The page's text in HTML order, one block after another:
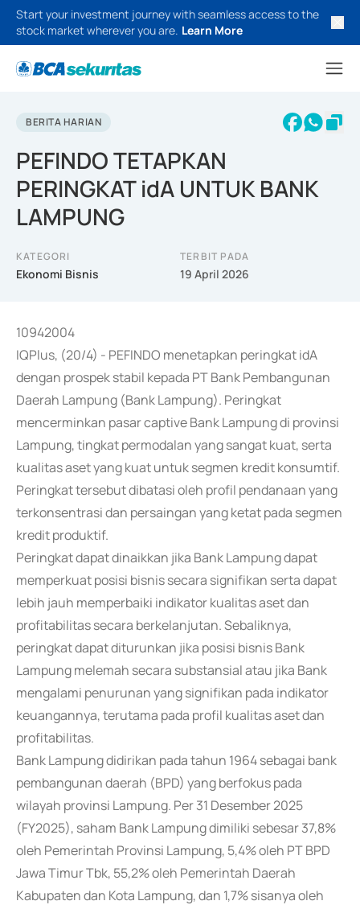
Start your investment journey with seamless access to the
stock market wherever you are. Learn More
BERITA HARIAN
PEFINDO TETAPKAN
PERINGKAT idA UNTUK BANK
LAMPUNG
KATEGORI
Ekonomi Bisnis
TERBIT PADA
19 April 2026
10942004
IQPlus, (20/4) - PEFINDO menetapkan peringkat idA
dengan prospek stabil kepada PT Bank Pembangunan
Daerah Lampung (Bank Lampung). Peringkat
mencerminkan pasar captive Bank Lampung di provinsi
Lampung, tingkat permodalan yang sangat kuat, serta
kualitas aset yang kuat untuk segmen kredit konsumtif.
Peringkat tersebut dibatasi oleh profil pendanaan yang
terkonsentrasi dan persaingan yang ketat pada segmen
kredit produktif.
Peringkat dapat dinaikkan jika Bank Lampung dapat
memperkuat posisi bisnis secara signifikan serta dapat
lebih jauh memperbaiki indikator kualitas aset dan
profitabilitas secara berkelanjutan. Sebaliknya,
peringkat dapat diturunkan jika posisi bisnis Bank
Lampung melemah secara substansial atau jika Bank
mengalami penurunan yang signifikan pada indikator
keuangannya, terutama pada profil kualitas aset dan
profitabilitas.
Bank Lampung didirikan pada tahun 1964 sebagai bank
pembangunan daerah (BPD) yang berfokus pada
wilayah provinsi Lampung. Per 31 Desember 2025
(FY2025), saham Bank Lampung dimiliki sebesar 37,8%
oleh Pemerintah Provinsi Lampung, 5,4% oleh PT BPD
Jawa Timur Tbk, 55,2% oleh Pemerintah Daerah
Kabupaten dan Kota Lampung, dan 1,7% sisanya oleh